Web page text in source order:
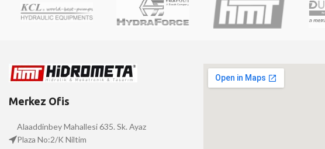
Merkez Ofis
Alaaddinbey Mahallesi 635. Sk. Ayaz
Plaza No:2/K Niltim